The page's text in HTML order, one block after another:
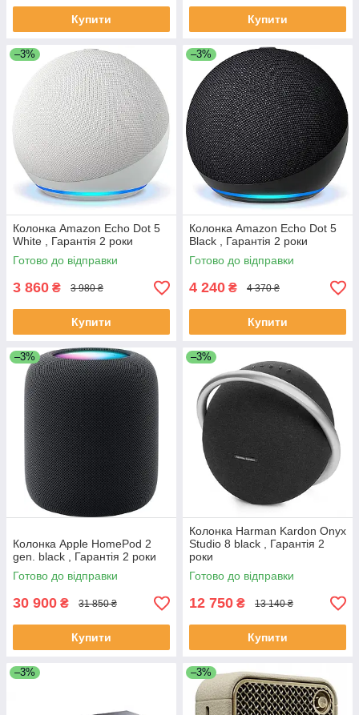
Купити Купити
–3%
Колонка Amazon Echo Dot 5
White , Гарантія 2 роки
Готово до відправки
3 860 ₴ 3 980 ₴
Купити
–3%
Колонка Amazon Echo Dot 5
Black , Гарантія 2 роки
Готово до відправки
4 240 ₴ 4 370 ₴
Купити
–3%
Колонка Apple HomePod 2
gen. black , Гарантія 2 роки
Готово до відправки
30 900 ₴ 31 850 ₴
Купити
–3%
Колонка Harman Kardon Onyx
Studio 8 black , Гарантія 2
роки
Готово до відправки
12 750 ₴ 13 140 ₴
Купити
–3% –3%